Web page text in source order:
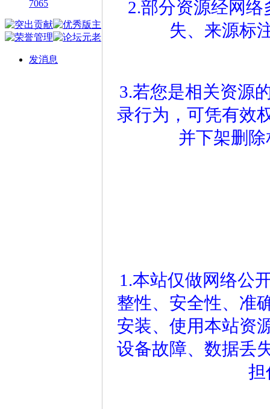
7065
发消息
2.部分资源经网
失、来源标
3.若您是相关资源
录行为，可凭有效
并下架删
1.本站仅做网络公
整性、安全性、准
安装、使用本站资
设备故障、数据丢
担